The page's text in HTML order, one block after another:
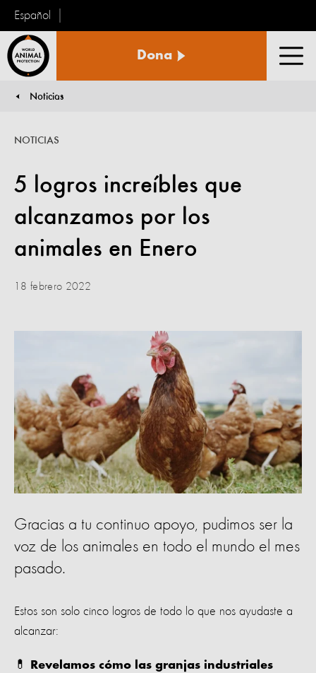
Español
Animal
Dona
Noticias
5 logros increíbles que
alcanzamos por los
animales en Enero
NOTICIAS
18 febrero 2022
Gracias a tu continuo apoyo, pudimos ser la
voz de los animales en todo el mundo el mes
pasado.
Estos son solo cinco logros de todo lo que nos ayudaste a
alcanzar:
💊
Revelamos cómo las granjas industriales